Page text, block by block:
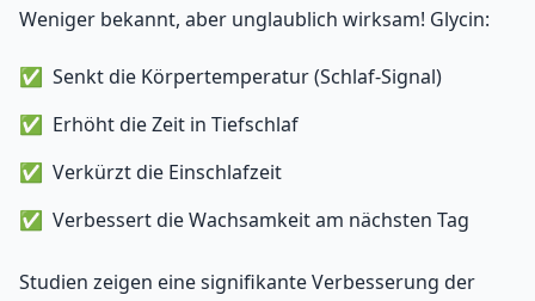
Weniger bekannt, aber unglaublich wirksam! Glycin:
Senkt die Körpertemperatur (Schlaf-Signal)
Erhöht die Zeit in Tiefschlaf
Verkürzt die Einschlafzeit
Verbessert die Wachsamkeit am nächsten Tag
Studien zeigen eine signifikante Verbesserung der